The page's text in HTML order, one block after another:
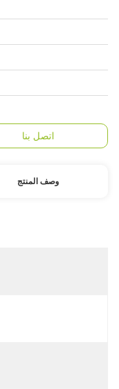
اتصل بنا
وصف المنتج